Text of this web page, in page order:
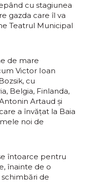
cu stagiunea
gazda care îl va
Teatrul Municipal
de mare
Victor Ioan
cu
Belgia, Finlanda,
Artaud și
a învățat la Baia
noi de
întoarce pentru
înainte de o
de